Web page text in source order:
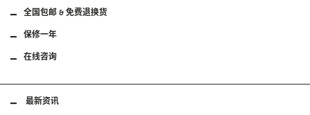
全国包邮 & 免费退换货
保修一年
在线咨询
最新资讯